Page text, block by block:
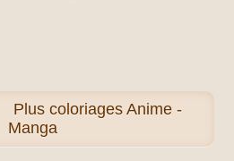
Plus coloriages Anime -
Manga